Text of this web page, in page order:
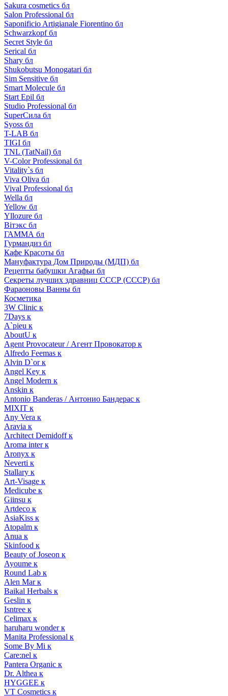
Sakura cosmetics бл
Salon Professional бл
Saponificio Artigianale Fiorentino бл
Schwarzkopf бл
Secret Style бл
Serical бл
Shary бл
Shukobutsu Monogatari бл
Sim Sensitive бл
Smart Molecule бл
Start Epil бл
Studio Professional бл
SuperСила бл
Syoss бл
T-LAB бл
TIGI бл
TNL (TatNail) бл
V-Color Professional бл
Vitality`s бл
Viva Oliva бл
Vival Professional бл
Wella бл
Yellow бл
Yllozure бл
Вiтэкс бл
ГАММА бл
Гурмандиз бл
Кафе Красоты бл
Мануфактура Дом Природы (МДП) бл
Рецепты бабушки Агафьи бл
Секреты лучших здравниц СССР (СССР) бл
Фараоновы Ванны бл
Косметика
3W Clinic к
7Days к
A`pieu к
AboutU к
Agent Provocateur / Агент Провокатор к
Alfredo Feemas к
Alvin D`or к
Angel Key к
Angel Modern к
Anskin к
Antonio Banderas / Антонио Бандерас к
MIXIT к
Any Vera к
Aravia к
Architect Demidoff к
Aroma inter к
Aronyx к
Neverti к
Stallary к
Art-Visage к
Medicube к
Giinsu к
Artdeco к
AsiaKiss к
Atopalm к
Anua к
Skinfood к
Beauty of Joseon к
Ayoume к
Round Lab к
Alen Mar к
Baikal Herbals к
Geslin к
Isntree к
Celimax к
haruharu wonder к
Manita Professional к
Some By Mi к
Care:nel к
Pantera Organic к
Dr. Althea к
HYGGEE к
VT Cosmetics к